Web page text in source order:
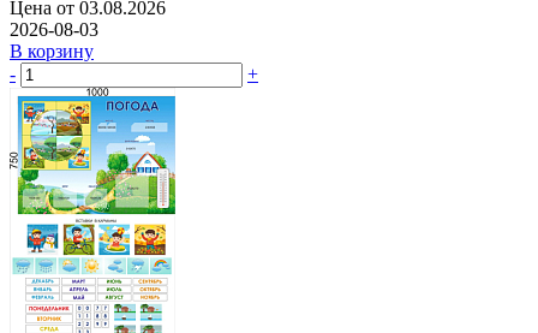
Цена от 03.08.2026
2026-08-03
В корзину
-
+